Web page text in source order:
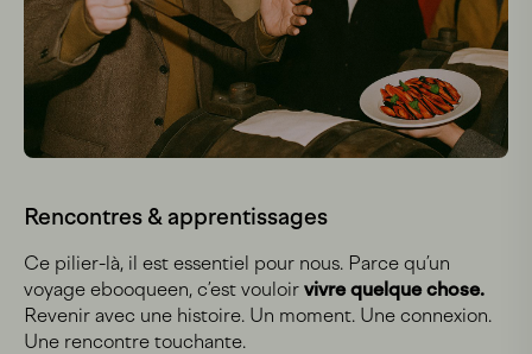
Rencontres & apprentissages
Ce pilier-là, il est essentiel pour nous. Parce qu’un
voyage ebooqueen, c’est vouloir vivre quelque chose.
Revenir avec une histoire. Un moment. Une connexion.
Une rencontre touchante.